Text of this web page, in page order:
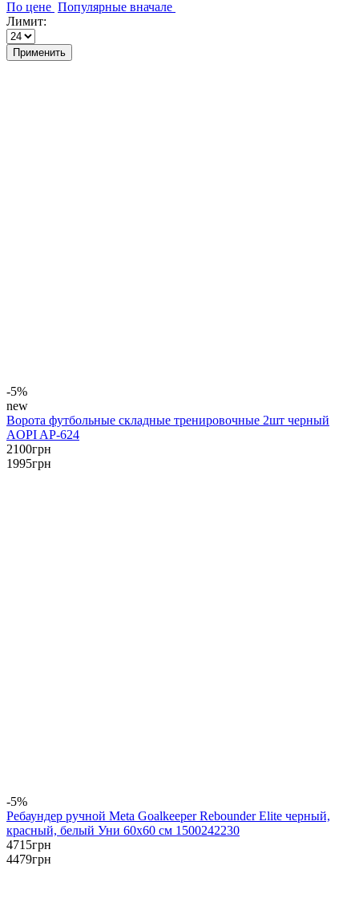
Лимит:
Применить
-5%
new
Ворота футбольные складные тренировочные 2шт черный
AOPI AP-624
2100грн
1995грн
-5%
Ребаундер ручной Meta Goalkeeper Rebounder Elite черный,
красный, белый Уни 60х60 см 1500242230
4715грн
4479грн